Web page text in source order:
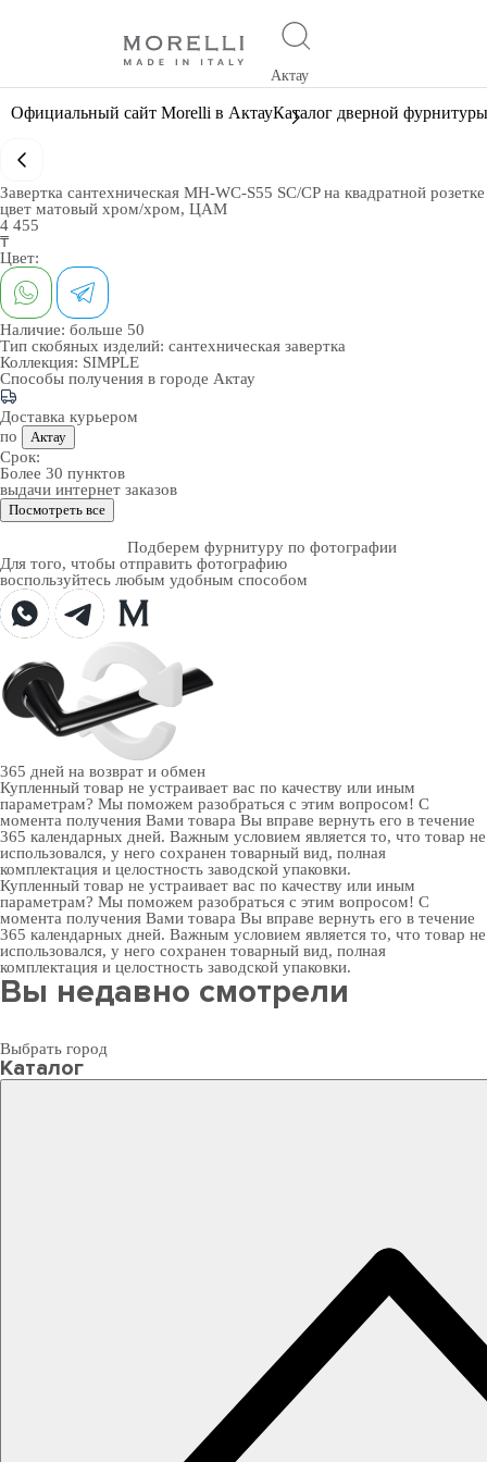
Актау
Официальный сайт Morelli в АктауКаталог дверной фурнитуры
Завертка сантехническая MH-WC-S55 SC/CP на квадратной розетке
цвет матовый хром/хром, ЦАМ
4 455
₸
Цвет:
Наличие: больше 50
Тип скобяных изделий: сантехническая завертка
Коллекция: SIMPLE
Способы получения в городе Актау
Доставка курьером
по
Актау
Срок:
Более 30 пунктов
выдачи интернет заказов
Посмотреть все
Подберем фурнитуру по фотографии
Для того, чтобы отправить фотографию
воспользуйтесь любым удобным способом
365 дней на возврат и обмен
Купленный товар не устраивает вас по качеству или иным
параметрам? Мы поможем разобраться с этим вопросом! С
момента получения Вами товара Вы вправе вернуть его в течение
365 календарных дней. Важным условием является то, что товар не
использовался, у него сохранен товарный вид, полная
комплектация и целостность заводской упаковки.
Купленный товар не устраивает вас по качеству или иным
параметрам? Мы поможем разобраться с этим вопросом! С
момента получения Вами товара Вы вправе вернуть его в течение
365 календарных дней. Важным условием является то, что товар не
использовался, у него сохранен товарный вид, полная
комплектация и целостность заводской упаковки.
Вы недавно смотрели
Выбрать город
Каталог